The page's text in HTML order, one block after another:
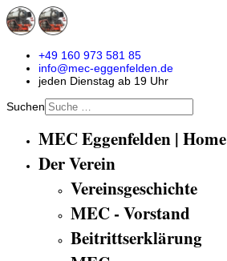
+49 160 973 581 85
info@mec-eggenfelden.de
jeden Dienstag ab 19 Uhr
Suchen
MEC Eggenfelden | Home
Der Verein
Vereinsgeschichte
MEC - Vorstand
Beitrittserklärung